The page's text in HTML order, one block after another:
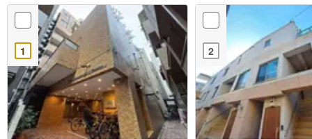
1 2